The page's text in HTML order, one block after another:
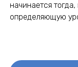
начинается тогда,
определяющую